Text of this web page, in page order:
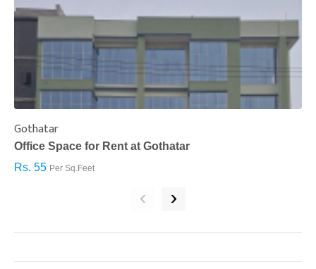
Gothatar
Office Space for Rent at Gothatar
Rs. 55 Per Sq.Feet
‹ ›